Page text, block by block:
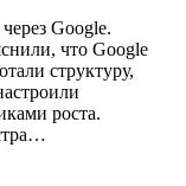
Google.
что Google
структуру,
роста.